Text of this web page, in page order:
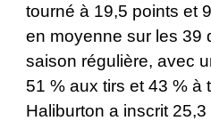
tourné à 19,5 points et
en moyenne sur les 39
saison régulière, avec
51 % aux tirs et 43 % à
Haliburton a inscrit